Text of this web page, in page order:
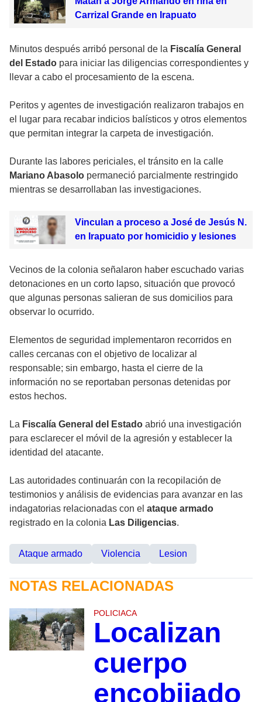
Carrizal Grande en Irapuato
Minutos después arribó personal de la Fiscalía General
del Estado para iniciar las diligencias correspondientes y
llevar a cabo el procesamiento de la escena.
Peritos y agentes de investigación realizaron trabajos en
el lugar para recabar indicios balísticos y otros elementos
que permitan integrar la carpeta de investigación.
Durante las labores periciales, el tránsito en la calle
Mariano Abasolo permaneció parcialmente restringido
mientras se desarrollaban las investigaciones.
Vinculan a proceso a José de Jesús N.
en Irapuato por homicidio y lesiones
Vecinos de la colonia señalaron haber escuchado varias
detonaciones en un corto lapso, situación que provocó
que algunas personas salieran de sus domicilios para
observar lo ocurrido.
Elementos de seguridad implementaron recorridos en
calles cercanas con el objetivo de localizar al
responsable; sin embargo, hasta el cierre de la
información no se reportaban personas detenidas por
estos hechos.
La Fiscalía General del Estado abrió una investigación
para esclarecer el móvil de la agresión y establecer la
identidad del atacante.
Las autoridades continuarán con la recopilación de
testimonios y análisis de evidencias para avanzar en las
indagatorias relacionadas con el ataque armado
registrado en la colonia Las Diligencias.
Ataque armado Violencia Lesion
NOTAS RELACIONADAS
POLICIACA
Localizan
cuerpo
encobijado